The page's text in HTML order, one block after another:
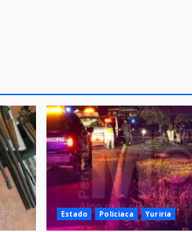
Estado Policiaca Yuriria